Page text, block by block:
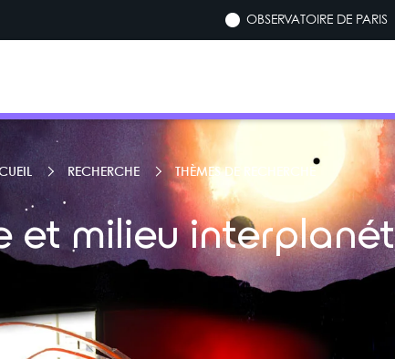
OBSERVATOIRE DE PARIS
RECHERCHE THÈMES DE RECHERCHE
et milieu